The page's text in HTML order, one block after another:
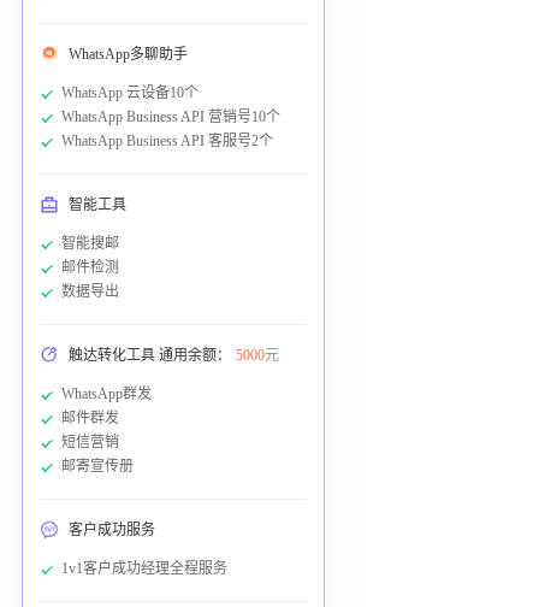
WhatsApp多聊助手
WhatsApp 云设备10个
WhatsApp Business API 营销号10个
WhatsApp Business API 客服号2个
智能工具
智能搜邮
邮件检测
数据导出
触达转化工具 通用余额： 5000元
WhatsApp群发
邮件群发
短信营销
邮寄宣传册
客户成功服务
1v1客户成功经理全程服务